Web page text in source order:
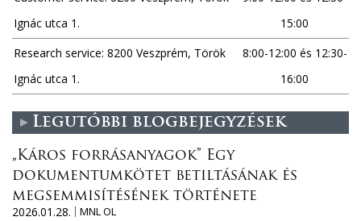
Ignác utca 1.
15:00
Research service: 8200 Veszprém, Török
Ignác utca 1.
8:00-12:00 és 12:30-
16:00
Legutóbbi blogbejegyzések
„Káros forrásanyagok” Egy
dokumentumkötet betiltásának és
megsemmisítésének története
2026.01.28.
MNL OL